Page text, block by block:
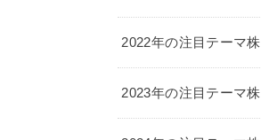
2022年の注目テーマ株
2023年の注目テーマ株